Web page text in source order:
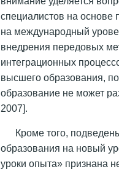
специалистов на
на международный
внедрения передовых
интеграционных
высшего образования,
образование не может
2007].
Кроме того,
образования на новый
уроки опыта» признана